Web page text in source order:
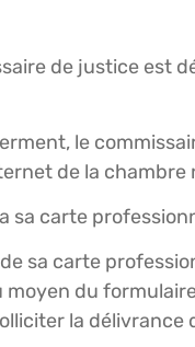
de justice est
le
de la
sa carte
sa carte
du
la délivrance